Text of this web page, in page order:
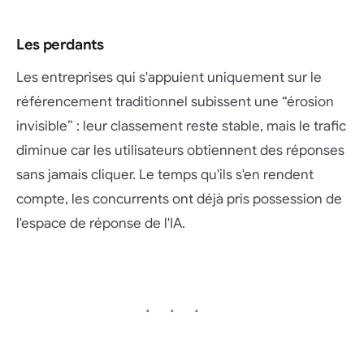
Les perdants
Les entreprises qui s'appuient uniquement sur le
référencement traditionnel subissent une “érosion
invisible” : leur classement reste stable, mais le trafic
diminue car les utilisateurs obtiennent des réponses
sans jamais cliquer. Le temps qu'ils s'en rendent
compte, les concurrents ont déjà pris possession de
l'espace de réponse de l'IA.